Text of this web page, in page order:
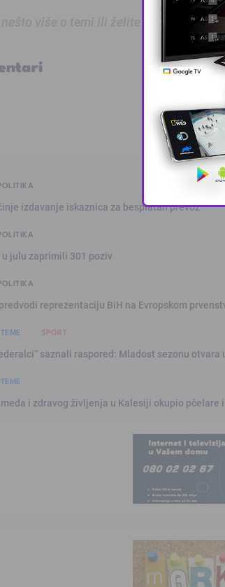
nešto više o temi ili želite prijaviti
izdavanje iskaznica za besplatan prevoz
u julu zaprimili 301 poziv
reprezentaciju BiH na Evropskom
SPORT
saznali raspored: Mladost sezonu otvara
i zdravog življenja u Kalesiji okupio pčelare